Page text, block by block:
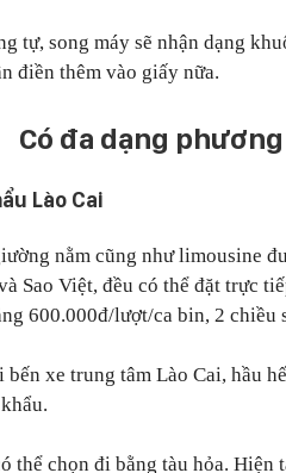
tự, song máy sẽ nhận dạng
điền thêm vào giấy nữa.
Có đa dạng
Lào Cai
nằm cũng như limousine
Sao Việt, đều có thể đặt trực
600.000đ/lượt/ca bin, 2 chiều
xe trung tâm Lào Cai, hầu
thể chọn đi bằng tàu hỏa.